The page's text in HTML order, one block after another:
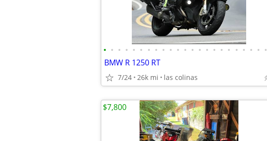
• • • • • • • • • • • • • • • • • • • • • • •
BMW R 1250 RT
7/24 26k mi las colinas
$7,800